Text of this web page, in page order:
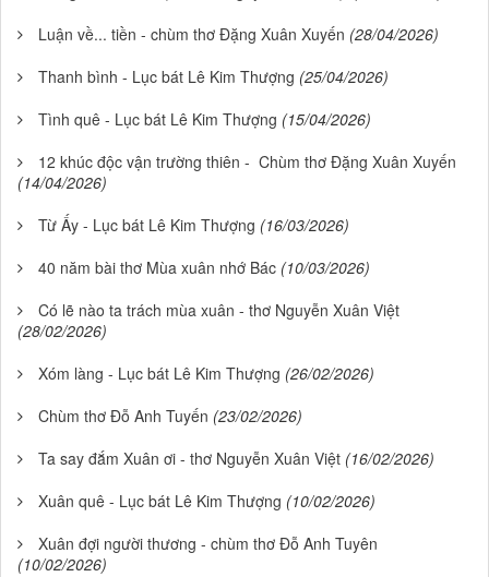
Luận về... tiền - chùm thơ Đặng Xuân Xuyến (28/04/2026)
Thanh bình - Lục bát Lê Kim Thượng (25/04/2026)
Tình quê - Lục bát Lê Kim Thượng (15/04/2026)
12 khúc độc vận trường thiên - Chùm thơ Đặng Xuân Xuyến
(14/04/2026)
Từ Ấy - Lục bát Lê Kim Thượng (16/03/2026)
40 năm bài thơ Mùa xuân nhớ Bác (10/03/2026)
Có lẽ nào ta trách mùa xuân - thơ Nguyễn Xuân Việt
(28/02/2026)
Xóm làng - Lục bát Lê Kim Thượng (26/02/2026)
Chùm thơ Đỗ Anh Tuyến (23/02/2026)
Ta say đắm Xuân ơi - thơ Nguyễn Xuân Việt (16/02/2026)
Xuân quê - Lục bát Lê Kim Thượng (10/02/2026)
Xuân đợi người thương - chùm thơ Đỗ Anh Tuyên
(10/02/2026)